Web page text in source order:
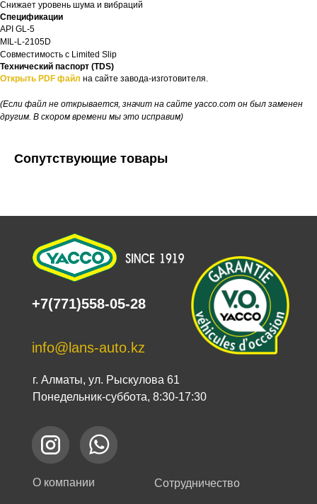
Снижает уровень шума и вибраций
Спецификации
API GL-5
MIL-L-2105D
Совместимость с Limited Slip
Технический паспорт (TDS)
Открыть PDF файл на сайте завода-изготовителя.
(Если файл не открывается, значит на сайте yacco.com он был заменен
другим. В скором времени мы это исправим)
Сопутствующие товары
О компании Сотрудничество
+7(771)558-05-28
info@lans-auto.kz
г. Алматы, ул. Рыскулова 61
Понедельник-суббота, 8:30-17:30